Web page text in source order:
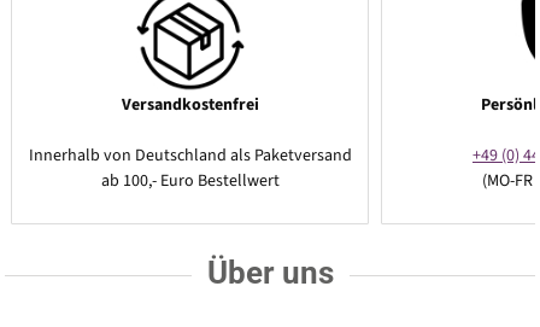
Versandkostenfrei
Innerhalb von Deutschland als Paketversand
ab 100,- Euro Bestellwert
+49 (0)
(MO-
Über uns